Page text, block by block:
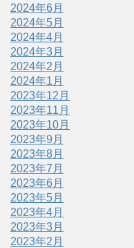
2024年6月
2024年5月
2024年4月
2024年3月
2024年2月
2024年1月
2023年12月
2023年11月
2023年10月
2023年9月
2023年8月
2023年7月
2023年6月
2023年5月
2023年4月
2023年3月
2023年2月